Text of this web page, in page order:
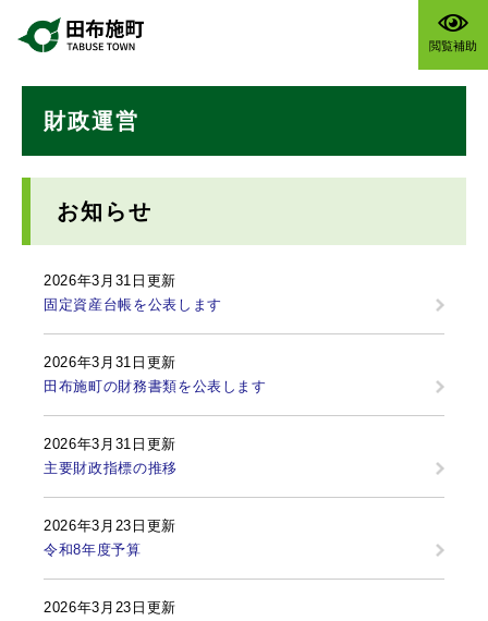
閲覧補助
財政運営
お知らせ
2026年3月31日更新
固定資産台帳を公表します
2026年3月31日更新
田布施町の財務書類を公表します
2026年3月31日更新
主要財政指標の推移
2026年3月23日更新
令和8年度予算
2026年3月23日更新